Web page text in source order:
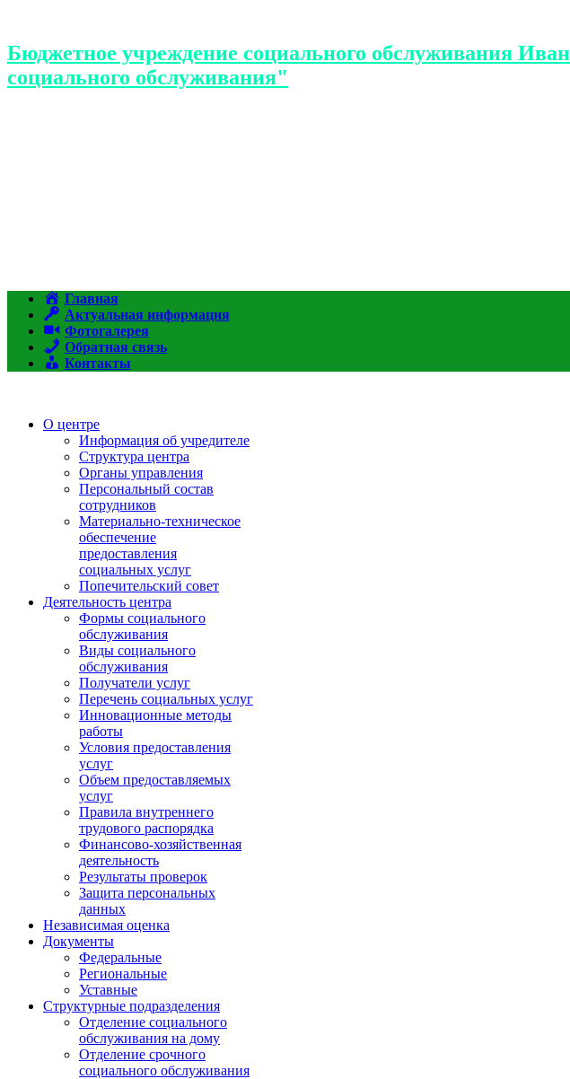
Бюджетное учреждение социального обслуживания
социального обслуживания"
Главная
Актуальная информация
Фотогалерея
Обратная связь
Контакты
О центре
Информация об учредителе
Структура центра
Органы управления
Персональный состав
сотрудников
Материально-техническое
обеспечение
предоставления
социальных услуг
Попечительский совет
Деятельность центра
Формы социального
обслуживания
Виды социального
обслуживания
Получатели услуг
Перечень социальных услуг
Инновационные методы
работы
Условия предоставления
услуг
Объем предоставляемых
услуг
Правила внутреннего
трудового распорядка
Финансово-хозяйственная
деятельность
Результаты проверок
Защита персональных
данных
Независимая оценка
Документы
Федеральные
Региональные
Уставные
Структурные подразделения
Отделение социального
обслуживания на дому
Отделение срочного
социального обслуживания